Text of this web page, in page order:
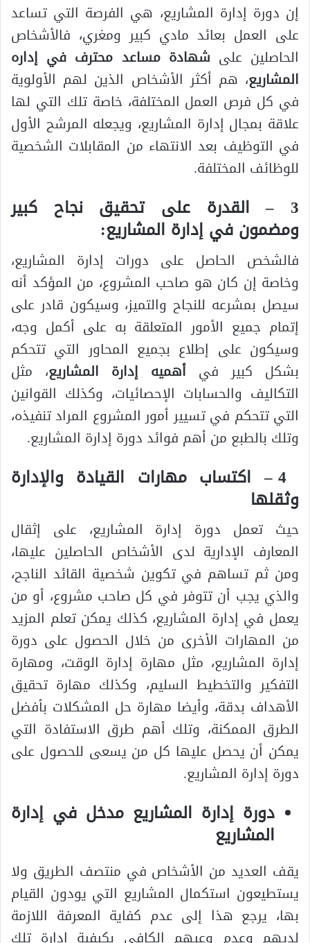
إن دورة إدارة المشاريع، هي الفرصة التي تساعد
على العمل بعائد مادي كبير ومغري، فالأشخاص
الحاصلين على شهادة مساعد محترف في إداره
المشاريع، هم أكثر الأشخاص الذين لهم الأولوية
في كل فرص العمل المختلفة، خاصة تلك التي لها
علاقة بمجال إدارة المشاريع، ويجعله المرشح الأول
في التوظيف بعد الانتهاء من المقابلات الشخصية
للوظائف المختلفة.
3 – القدرة على تحقيق نجاح كبير
ومضمون في إدارة المشاريع:
فالشخص الحاصل على دورات إدارة المشاريع،
وخاصة إن كان هو صاحب المشروع، من المؤكد أنه
سيصل بمشرعه للنجاح والتميز، وسيكون قادر على
إتمام جميع الأمور المتعلقة به على أكمل وجه،
وسيكون على إطلاع بجميع المحاور التي تتحكم
بشكل كبير في أهميه إدارة المشاريع، مثل
التكاليف والحسابات الإحصائيات، وكذلك القوانين
التي تتحكم في تسيير أمور المشروع المراد تنفيذه،
وتلك بالطبع من أهم فوائد دورة إدارة المشاريع.
4 – اكتساب مهارات القيادة والإدارة
وثقلها
حيث تعمل دورة إدارة المشاريع، على إثقال
المعارف الإدارية لدى الأشخاص الحاصلين عليها،
ومن ثم تساهم في تكوين شخصية القائد الناجح،
والذي يجب أن تتوفر في كل صاحب مشروع، أو من
يعمل في إدارة المشاريع، كذلك يمكن تعلم المزيد
من المهارات الأخرى من خلال الحصول على دورة
إدارة المشاريع، مثل مهارة إدارة الوقت، ومهارة
التفكير والتخطيط السليم، وكذلك مهارة تحقيق
الأهداف بدقة، وأيضا مهارة حل المشكلات بأفضل
الطرق الممكنة، وتلك أهم طرق الاستفادة التي
يمكن أن يحصل عليها كل من يسعى للحصول على
دورة إدارة المشاريع.
دورة إدارة المشاريع مدخل في إدارة
المشاريع
يقف العديد من الأشخاص في منتصف الطريق ولا
يستطيعون استكمال المشاريع التي يودون القيام
بها، يرجع هذا إلى عدم كفاية المعرفة اللازمة